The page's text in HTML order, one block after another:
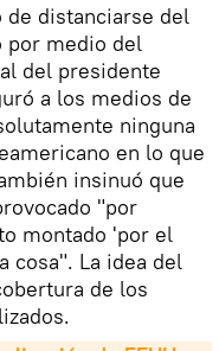
de distanciarse del
por medio del
del presidente
a los medios de
ninguna
en lo que
insinuó que
"por
montado 'por el
cosa". La idea del
de los